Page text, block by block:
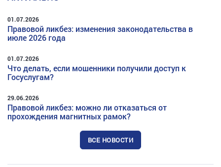
01.07.2026
Правовой ликбез: изменения законодательства в
июле 2026 года
01.07.2026
Что делать, если мошенники получили доступ к
Госуслугам?
29.06.2026
Правовой ликбез: можно ли отказаться от
прохождения магнитных рамок?
ВСЕ НОВОСТИ